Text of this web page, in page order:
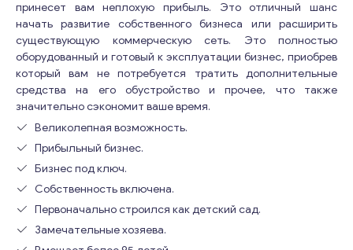
принесет вам неплохую прибыль. Это отличный шанс
начать развитие собственного бизнеса или расширить
существующую коммерческую сеть. Это полностью
оборудованный и готовый к эксплуатации бизнес, приобрев
который вам не потребуется тратить дополнительные
средства на его обустройство и прочее, что также
значительно сэкономит ваше время.
Великолепная возможность.
Прибыльный бизнес.
Бизнес под ключ.
Собственность включена.
Первоначально строился как детский сад.
Замечательные хозяева.